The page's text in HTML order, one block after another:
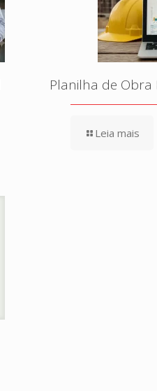
Planilha de Obra
Leia mais